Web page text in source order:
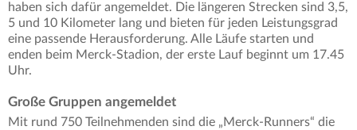
haben sich dafür angemeldet. Die längeren Strecken sind 3,5,
5 und 10 Kilometer lang und bieten für jeden Leistungsgrad
eine passende Herausforderung. Alle Läufe starten und
enden beim Merck-Stadion, der erste Lauf beginnt um 17.45
Uhr.
Große Gruppen angemeldet
Mit rund 750 Teilnehmenden sind die „Merck-Runners“ die